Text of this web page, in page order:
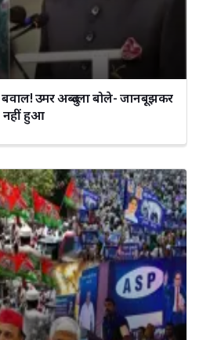
उमर अब्दुल्ला बोले- जानबूझकर
नहीं हुआ